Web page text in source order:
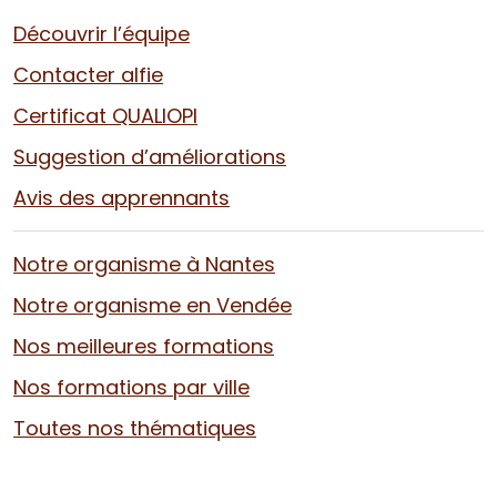
Découvrir l’équipe
Contacter alfie
Certificat QUALIOPI
Suggestion d’améliorations
Avis des apprennants
Notre organisme à Nantes
Notre organisme en Vendée
Nos meilleures formations
Nos formations par ville
Toutes nos thématiques